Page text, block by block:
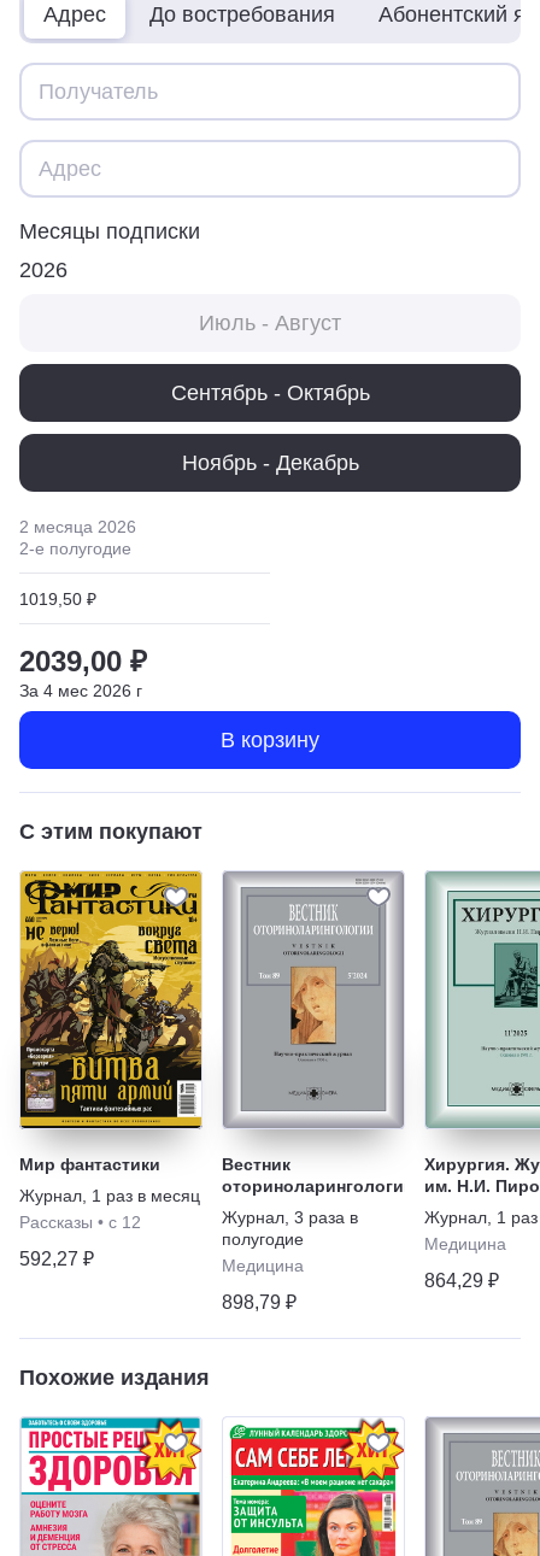
Адрес До востребования Абонентский
Месяцы подписки
2026
Июль - Август
Сентябрь - Октябрь
Ноябрь - Декабрь
2 месяца 2026
2-е полугодие
1019,50 ₽
2039,00 ₽
За 4 мес 2026 г
В корзину
С этим покупают
Мир фантастики
Журнал 1 раз в месяц
Рассказы • с 12
592,27 ₽
Вестник
оториноларингологии
Журнал 3 раза в
полугодие
Медицина
898,79 ₽
Хирургия.
им. Н.И.
Журнал 1
Медицина
864,29 ₽
Похожие издания